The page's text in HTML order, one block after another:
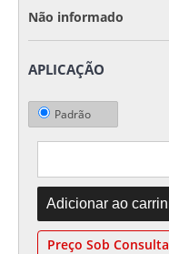
Não informado
APLICAÇÃO
Padrão
Preço Sob Consulta